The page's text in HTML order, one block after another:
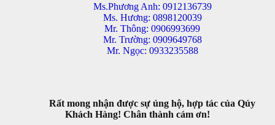
Ms.Phương Anh: 0912136739
Ms. Hương: 0898120039
Mr. Thông: 0906993699
Mr. Trường: 0909649768
Mr. Ngọc: 0933235588
Rất mong nhận được sự ủng hộ, hợp tác của Qúy
Khách Hàng! Chân thành cám ơn!